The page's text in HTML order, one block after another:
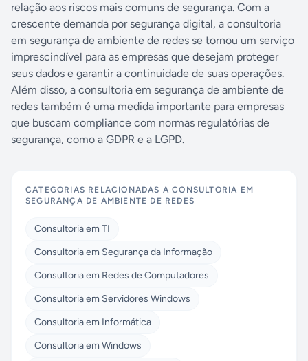
relação aos riscos mais comuns de segurança. Com a
crescente demanda por segurança digital, a consultoria
em segurança de ambiente de redes se tornou um serviço
imprescindível para as empresas que desejam proteger
seus dados e garantir a continuidade de suas operações.
Além disso, a consultoria em segurança de ambiente de
redes também é uma medida importante para empresas
que buscam compliance com normas regulatórias de
segurança, como a GDPR e a LGPD.
CATEGORIAS RELACIONADAS ACONSULTORIA EM
SEGURANÇA DE AMBIENTE DE REDES
Consultoria em TI
Consultoria em Segurança da Informação
Consultoria em Redes de Computadores
Consultoria em Servidores Windows
Consultoria em Informática
Consultoria em Windows